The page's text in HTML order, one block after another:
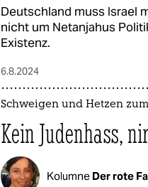
Deutschland muss Israel
nicht um Netanjahus
Existenz.
6.8.2024
Schweigen und Hetzen
Kein Judenhass,
Kolumne Der rote